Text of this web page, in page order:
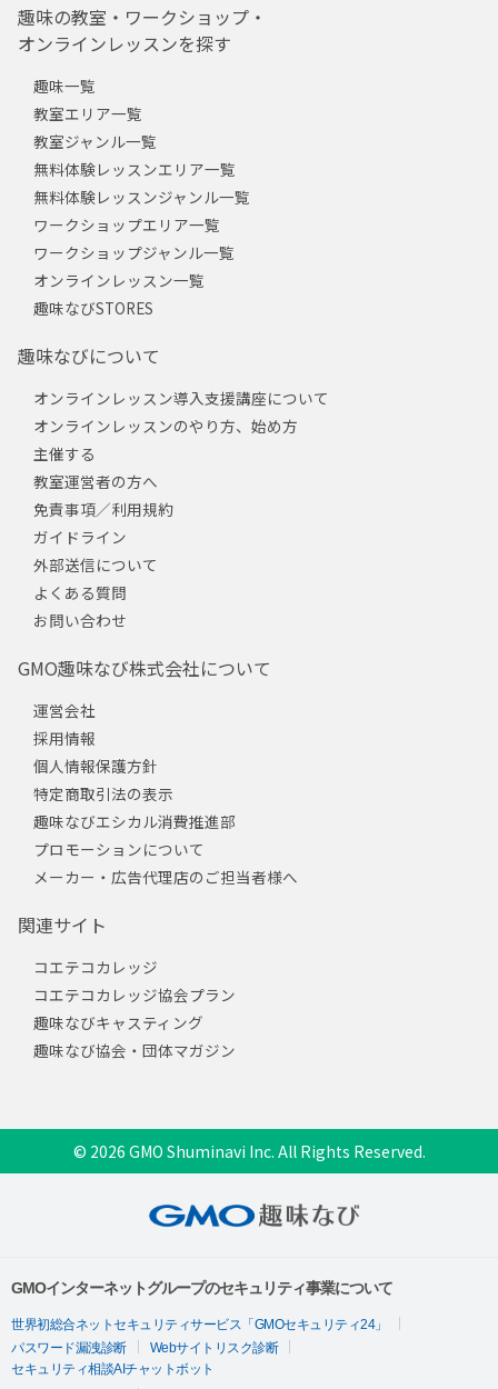
趣味の教室・ワークショップ・
オンラインレッスンを探す
趣味一覧
教室エリア一覧
教室ジャンル一覧
無料体験レッスンエリア一覧
無料体験レッスンジャンル一覧
ワークショップエリア一覧
ワークショップジャンル一覧
オンラインレッスン一覧
趣味なびSTORES
趣味なびについて
オンラインレッスン導入支援講座について
オンラインレッスンのやり方、始め方
主催する
教室運営者の方へ
免責事項／利用規約
ガイドライン
外部送信について
よくある質問
お問い合わせ
GMO趣味なび株式会社について
運営会社
採用情報
個人情報保護方針
特定商取引法の表示
趣味なびエシカル消費推進部
プロモーションについて
メーカー・広告代理店のご担当者様へ
関連サイト
コエテコカレッジ
コエテコカレッジ協会プラン
趣味なびキャスティング
趣味なび協会・団体マガジン
© 2026 GMO Shuminavi Inc. All Rights Reserved.